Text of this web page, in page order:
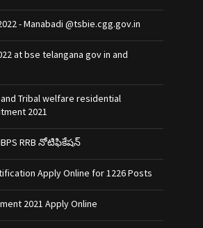
- Manabadi @tsbie.cgg.gov.in
at bse telangana gov in and
Tribal welfare residential
2021
RRB నోటిఫికేషన్‌
Apply Online for 1226 Posts
2021 Apply Online